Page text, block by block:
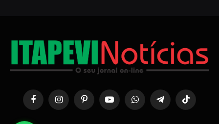
FacebookInstagramPinterestYouTubeWhatsAppTelegramaTikTok